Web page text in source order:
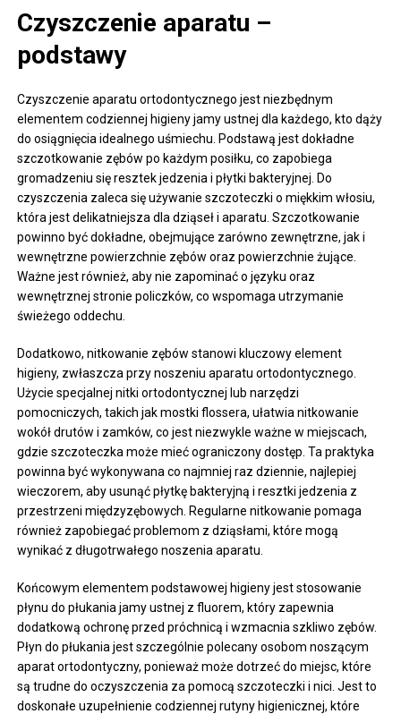
Czyszczenie aparatu –
podstawy
Czyszczenie aparatu ortodontycznego jest niezbędnym
elementem codziennej higieny jamy ustnej dla każdego, kto dąży
do osiągnięcia idealnego uśmiechu. Podstawą jest dokładne
szczotkowanie zębów po każdym posiłku, co zapobiega
gromadzeniu się resztek jedzenia i płytki bakteryjnej. Do
czyszczenia zaleca się używanie szczoteczki o miękkim włosiu,
która jest delikatniejsza dla dziąseł i aparatu. Szczotkowanie
powinno być dokładne, obejmujące zarówno zewnętrzne, jak i
wewnętrzne powierzchnie zębów oraz powierzchnie żujące.
Ważne jest również, aby nie zapominać o języku oraz
wewnętrznej stronie policzków, co wspomaga utrzymanie
świeżego oddechu.
Dodatkowo, nitkowanie zębów stanowi kluczowy element
higieny, zwłaszcza przy noszeniu aparatu ortodontycznego.
Użycie specjalnej nitki ortodontycznej lub narzędzi
pomocniczych, takich jak mostki flossera, ułatwia nitkowanie
wokół drutów i zamków, co jest niezwykle ważne w miejscach,
gdzie szczoteczka może mieć ograniczony dostęp. Ta praktyka
powinna być wykonywana co najmniej raz dziennie, najlepiej
wieczorem, aby usunąć płytkę bakteryjną i resztki jedzenia z
przestrzeni międzyzębowych. Regularne nitkowanie pomaga
również zapobiegać problemom z dziąsłami, które mogą
wynikać z długotrwałego noszenia aparatu.
Końcowym elementem podstawowej higieny jest stosowanie
płynu do płukania jamy ustnej z fluorem, który zapewnia
dodatkową ochronę przed próchnicą i wzmacnia szkliwo zębów.
Płyn do płukania jest szczególnie polecany osobom noszącym
aparat ortodontyczny, ponieważ może dotrzeć do miejsc, które
są trudne do oczyszczenia za pomocą szczoteczki i nici. Jest to
doskonałe uzupełnienie codziennej rutyny higienicznej, które